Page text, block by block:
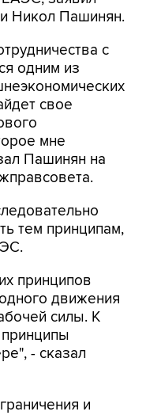
Никол Пашинян.
с
одним из
свое
мне
Пашинян на
тем принципам,
принципов
движения
силы. К
- сказал
и